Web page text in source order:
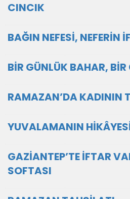
CINCIK
BAĞIN NEFESİ, NEFERİN
BİR GÜNLÜK BAHAR,
RAMAZAN’DA KADININ
YUVALAMANIN
GAZİANTEP’TE İFTAR
SOFTASI